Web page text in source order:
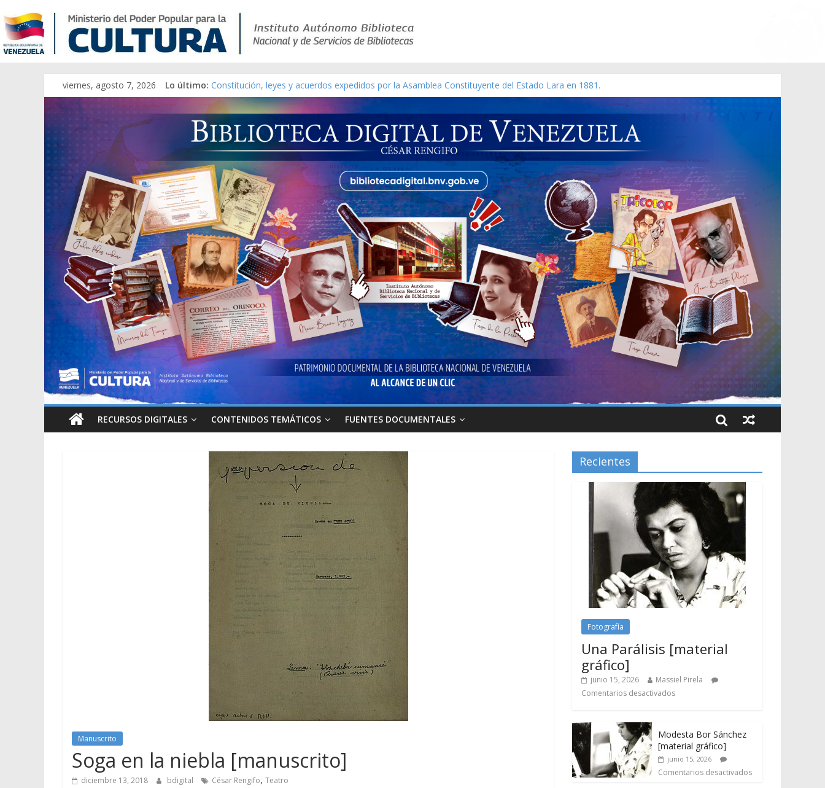
viernes, agosto 7, 2026 Lo último: Constitución, leyes y acuerdos expedidos por la Asamblea Constituyente del Estado Lara en 1881.
Una Parálisis [material gráfico]
Modesta Bor Sánchez [material gráfico]
Gaceta Oficial de la República de Venezuela año CXXXIII Mes V, Caracas 09 de marzo de 2006 N° 38.394
Catálogo temático de obras de Modesta Bor
RECURSOS DIGITALES CONTENIDOS TEMÁTICOS FUENTES DOCUMENTALES
Manuscrito
Soga en la niebla [manuscrito]
diciembre 13, 2018 bdigital César Rengifo, Teatro
Recientes
Fotografía
Una Parálisis [material
gráfico]
junio 15, 2026
Massiel Pirela
Comentarios desactivados
Modesta Bor Sánchez
[material gráfico]
junio 15, 2026
Comentarios desactivados